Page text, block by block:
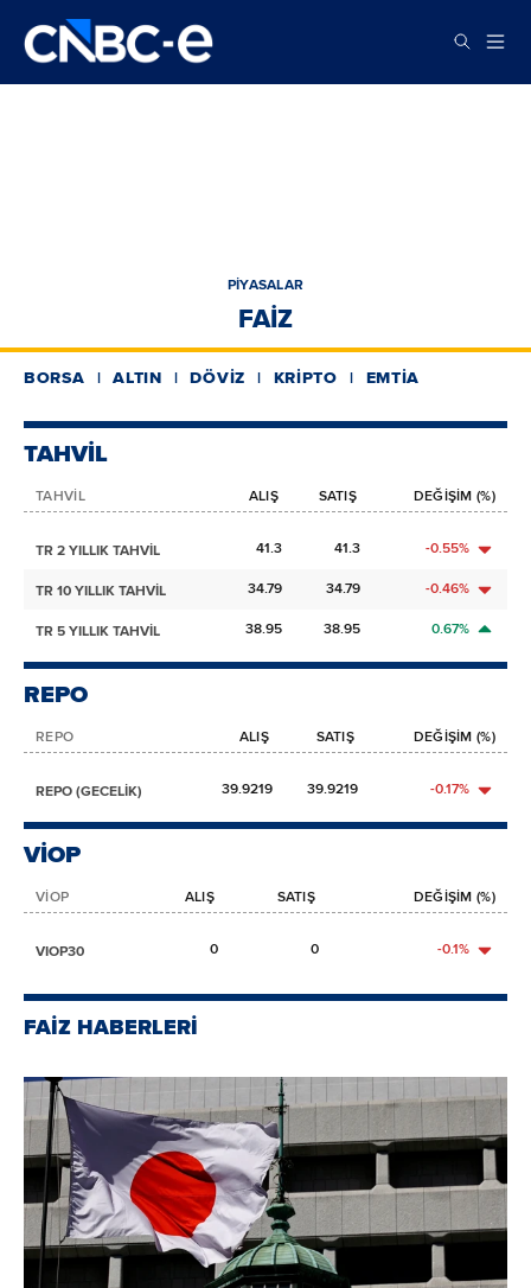
PIYASALAR
FAIZ
BORSA ALTIN DÖVIZ KRIPTO EMTIA
TAHVİL
TAHVİL ALIŞ SATIŞ DEĞİŞİM (%)
TR 2 YILLIK TAHVİL 41.3 41.3 -0.55%
TR 10 YILLIK TAHVİL 34.79 34.79 -0.46%
TR 5 YILLIK TAHVİL 38.95 38.95 0.67%
REPO
REPO ALIŞ SATIŞ DEĞİŞİM (%)
REPO (GECELİK) 39.9219 39.9219 -0.17%
VİOP
VİOP ALIŞ SATIŞ DEĞİŞİM (%)
VIOP30 0 0 -0.1%
FAİZ HABERLERİ